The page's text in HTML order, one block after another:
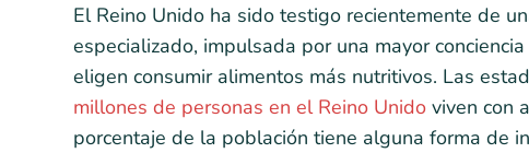
El Reino Unido ha sido testigo recientemente de
especializado, impulsada por una mayor
eligen consumir alimentos más nutritivos. Las
millones de personas en el Reino Unido viven con
porcentaje de la población tiene alguna forma de